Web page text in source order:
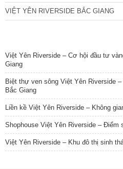
VIỆT YÊN RIVERSIDE BẮC GIANG
Việt Yên Riverside – Cơ hội đầu tư
Giang
Biệt thự ven sông Việt Yên Riverside
Bắc Giang
Liền kề Việt Yên Riverside – Không
Shophouse Việt Yên Riverside –
Việt Yên Riverside – Khu đô thị sinh